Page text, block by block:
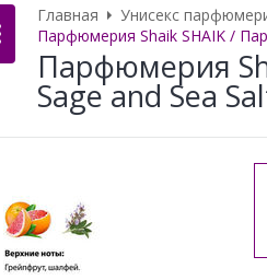
Главная Унисекс
Парфюмерия Shaik SHAIK /
Парфюмерия
Sage and Sea